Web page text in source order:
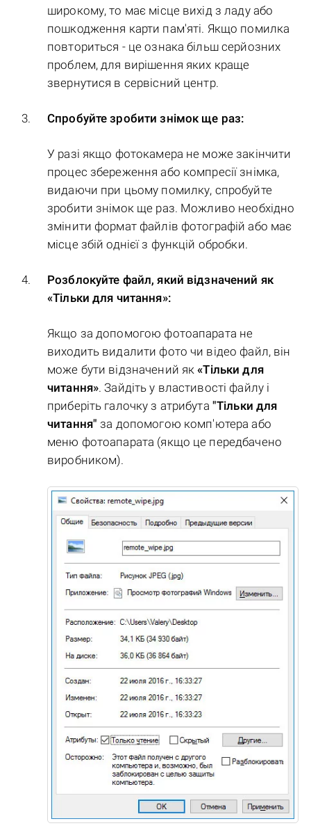
широкому, то має місце вихід з ладу або
пошкодження карти пам'яті. Якщо помилка
повториться - це ознака більш серйозних
проблем, для вирішення яких краще
звернутися в сервісний центр.
Спробуйте зробити знімок ще раз:
У разі якщо фотокамера не може закінчити
процес збереження або компресії знімка,
видаючи при цьому помилку, спробуйте
зробити знімок ще раз. Можливо необхідно
змінити формат файлів фотографій або має
місце збій однієї з функцій обробки.
Розблокуйте файл, який відзначений як
«Тільки для читання»:
Якщо за допомогою фотоапарата не
виходить видалити фото чи відео файл, він
може бути відзначений як«Тільки для
читання». Зайдіть у властивості файлу і
приберіть галочку з атрибута "Тільки для
читання" за допомогою комп'ютера або
меню фотоапарата (якщо це передбачено
виробником).